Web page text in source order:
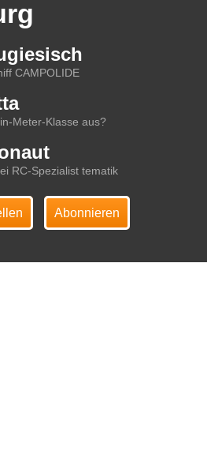
CAMPOLIDE
Meter-Klasse aus?
RC-Spezialist tematik
Abonnieren